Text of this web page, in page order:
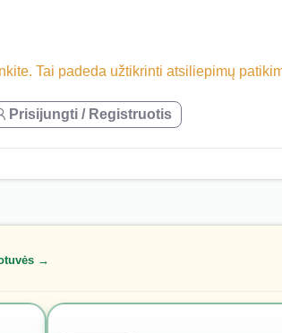
Tai padeda užtikrinti atsiliepimų
Prisijungti / Registruotis
→